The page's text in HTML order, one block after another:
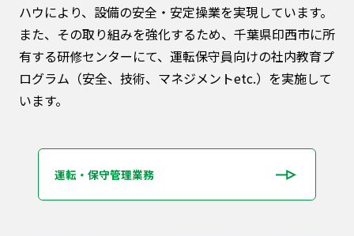
ハウにより、設備の安全・安定操業を実現しています。
また、その取り組みを強化するため、千葉県印西市に所
有する研修センターにて、運転保守員向けの社内教育プ
ログラム（安全、技術、マネジメントetc.）を実施して
います。
運転・保守管理業務